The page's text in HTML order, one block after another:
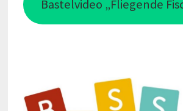
Bastelvideo „Fliegende